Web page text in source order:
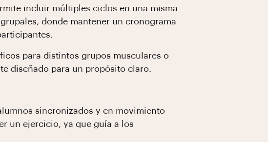
incluir múltiples ciclos en una misma
donde mantener un cronograma
para distintos grupos musculares o
diseñado para un propósito claro.
sincronizados y en movimiento
un ejercicio, ya que guía a los